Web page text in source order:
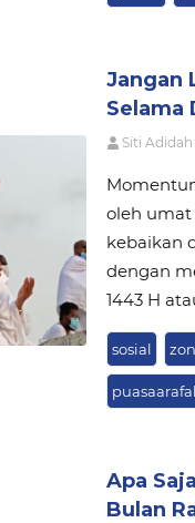
Jangan
Selama
Siti Adidah
oleh
kebaikan
dengan
1443 H
sosial
Apa
Bulan